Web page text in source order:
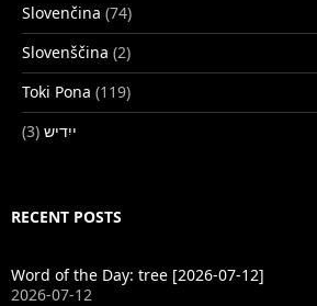
Slovenčina (74)
Slovenščina (2)
Toki Pona (119)
ייִדיש (3)
RECENT POSTS
Word of the Day: tree [2026-07-12]
2026-07-12